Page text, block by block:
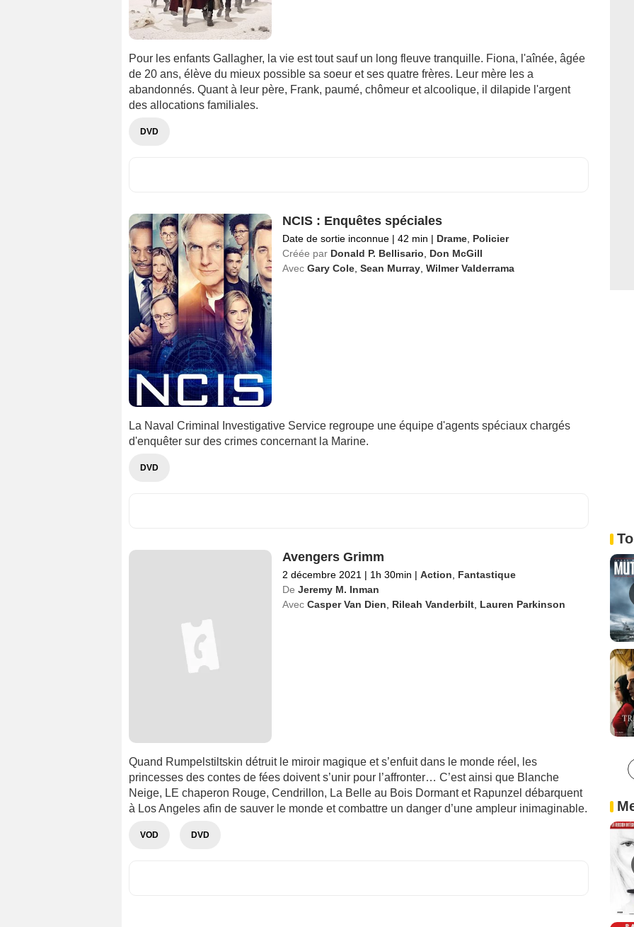
Pour les enfants Gallagher, la vie est tout sauf un long fleuve tranquille. Fiona, l'aînée, âgée
de 20 ans, élève du mieux possible sa soeur et ses quatre frères. Leur mère les a
abandonnés. Quant à leur père, Frank, paumé, chômeur et alcoolique, il dilapide l'argent
des allocations familiales.
DVD
NCIS : Enquêtes spéciales
Date de sortie inconnue | 42 min | Drame, Policier
Créée par Donald P. Bellisario
Don McGill
Avec Gary Cole, Sean Murray, Wilmer Valderrama
La Naval Criminal Investigative Service regroupe une équipe d'agents spéciaux chargés
d'enquêter sur des crimes concernant la Marine.
DVD
Avengers Grimm
2 décembre 2021 | 1h 30min | Action
Fantastique
De Jeremy M. Inman
Avec Casper Van Dien Rileah Vanderbilt, Lauren Parkinson
Quand Rumpelstiltskin détruit le miroir magique et s’enfuit dans le monde réel, les
princesses des contes de fées doivent s’unir pour l’affronter… C’est ainsi que Blanche
Neige, LE chaperon Rouge, Cendrillon, La Belle au Bois Dormant et Rapunzel débarquent
à Los Angeles afin de sauver le monde et combattre un danger d’une ampleur inimaginable.
VOD DVD